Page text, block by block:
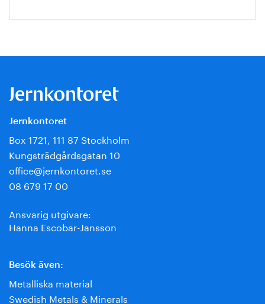
Jernkontoret
Box 1721, 111 87 Stockholm
Kungsträdgårdsgatan 10
office@jernkontoret.se
08 679 17 00
Ansvarig utgivare:
Hanna Escobar-Jansson
Besök även:
Metalliska material
Swedish Metals & Minerals